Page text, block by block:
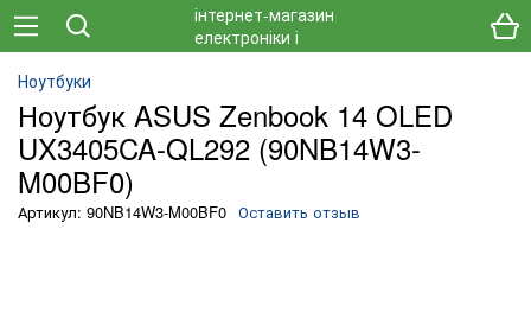
Ноутбуки
Ноутбук ASUS Zenbook 14 OLED
UX3405CA-QL292 (90NB14W3-
M00BF0)
Артикул: 90NB14W3-M00BF0 Оставить отзыв